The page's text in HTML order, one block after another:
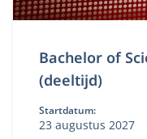
Bachelor of
(deeltijd)
Startdatum:
23 augustus 2027